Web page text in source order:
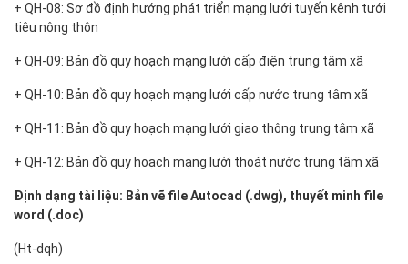
+ QH-08: Sơ đồ định hướng phát triển mạng lưới tuyến kênh tưới
tiêu nông thôn
+ QH-09: Bản đồ quy hoạch mạng lưới cấp điện trung tâm xã
+ QH-10: Bản đồ quy hoạch mạng lưới cấp nước trung tâm xã
+ QH-11: Bản đồ quy hoạch mạng lưới giao thông trung tâm xã
+ QH-12: Bản đồ quy hoạch mạng lưới thoát nước trung tâm xã
Định dạng tài liệu: Bản vẽ file Autocad (.dwg), thuyết minh file
word (.doc)
(Ht-dqh)